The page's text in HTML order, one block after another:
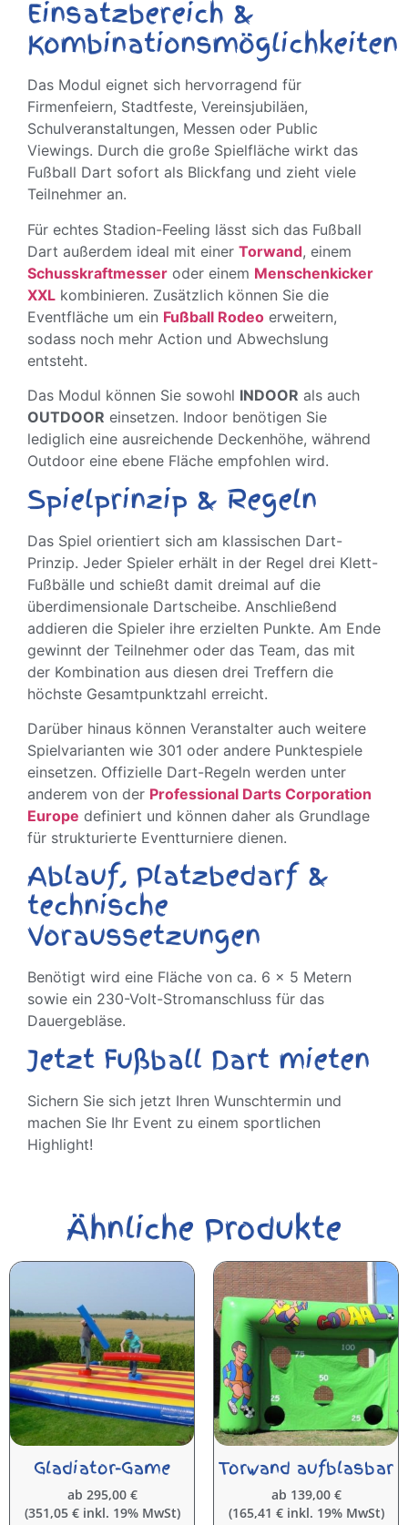
Einsatzbereich &
Kombinationsmöglichkeiten
Das Modul eignet sich hervorragend für
Firmenfeiern, Stadtfeste, Vereinsjubiläen,
Schulveranstaltungen, Messen oder Public
Viewings. Durch die große Spielfläche wirkt das
Fußball Dart sofort als Blickfang und zieht viele
Teilnehmer an.
Für echtes Stadion-Feeling lässt sich das Fußball
Dart außerdem ideal mit einer Torwand, einem
Schusskraftmesser oder einem Menschenkicker
XXL kombinieren. Zusätzlich können Sie die
Eventfläche um ein Fußball Rodeo erweitern,
sodass noch mehr Action und Abwechslung
entsteht.
Das Modul können Sie sowohl INDOOR als auch
OUTDOOR einsetzen. Indoor benötigen Sie
lediglich eine ausreichende Deckenhöhe, während
Outdoor eine ebene Fläche empfohlen wird.
Spielprinzip & Regeln
Das Spiel orientiert sich am klassischen Dart-
Prinzip. Jeder Spieler erhält in der Regel drei Klett-
Fußbälle und schießt damit dreimal auf die
überdimensionale Dartscheibe. Anschließend
addieren die Spieler ihre erzielten Punkte. Am Ende
gewinnt der Teilnehmer oder das Team, das mit
der Kombination aus diesen drei Treffern die
höchste Gesamtpunktzahl erreicht.
Darüber hinaus können Veranstalter auch weitere
Spielvarianten wie 301 oder andere Punktespiele
einsetzen. Offizielle Dart-Regeln werden unter
anderem von der Professional Darts Corporation
Europe definiert und können daher als Grundlage
für strukturierte Eventturniere dienen.
Ablauf, Platzbedarf &
technische
Voraussetzungen
Benötigt wird eine Fläche von ca. 6 x 5 Metern
sowie ein 230-Volt-Stromanschluss für das
Dauergebläse.
Jetzt Fußball Dart mieten
Sichern Sie sich jetzt Ihren Wunschtermin und
machen Sie Ihr Event zu einem sportlichen
Highlight!
Ähnliche Produkte
Gladiator-Game
ab 295,00 €
(351,05 €inkl. 19% MwSt)
Torwand aufblasbar
ab 139,00 €
(165,41 €inkl. 19% MwSt)